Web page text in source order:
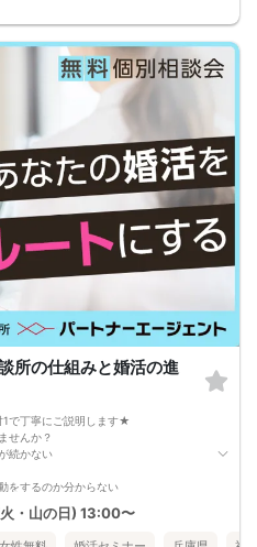
い。
て連絡先を渡してみましょう！
イム中にお願い致します。
後
。
す。
開催中止と判断する場合がございま
します。
など生年月日の記載がある公的な証明
になりませんのでご注意ください。
ィー
所の仕組みと婚活の進
で丁寧にご説明します★
せんか？
続かない
をするのか分からない
バイザーが「あなたに合った婚活の進
します。
・山の日) 13:00〜